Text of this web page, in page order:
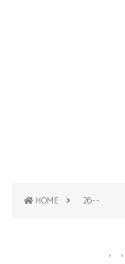
HOME 26--